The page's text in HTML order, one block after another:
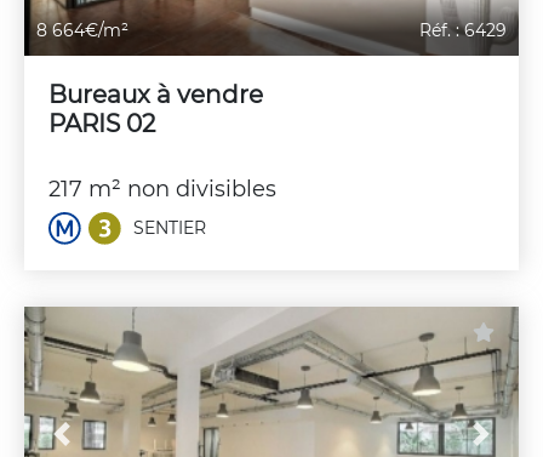
8 664€/m² Réf. : 6429
Bureaux à vendre
PARIS 02
217 m² non divisibles
SENTIER
Previous Next